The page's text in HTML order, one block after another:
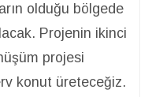
olduğu bölgede
Projenin ikinci
projesi
konut üreteceğiz.